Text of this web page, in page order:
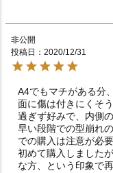
非公開
投稿日
2020/12/31
A4でもマチがある分
面に傷は付きにくそ
過ぎず好みで、内側
早い段階での型崩れ
での購入は注意が必
初めて購入しました
な方、という印象で